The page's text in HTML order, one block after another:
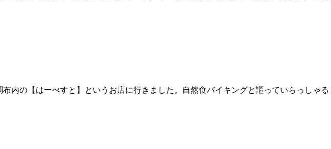
内の【はーべすと】というお店に行きました。自然食バイキングと謳っていらっしゃる